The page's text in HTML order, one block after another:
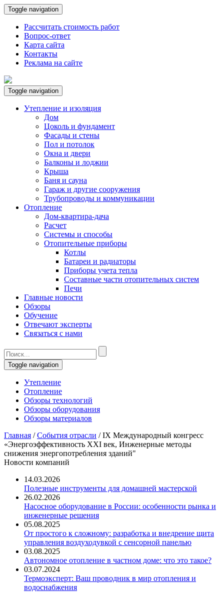
Toggle navigation
Рассчитать стоимость работ
Вопрос-ответ
Карта сайта
Контакты
Реклама на сайте
Toggle navigation
Утепление и изоляция
Дом
Цоколь и фундамент
Фасады и стены
Пол и потолок
Окна и двери
Балконы и лоджии
Крыша
Баня и сауна
Гараж и другие сооружения
Трубопроводы и коммуникации
Отопление
Дом-квартира-дача
Расчет
Системы и способы
Отопительные приборы
Котлы
Батареи и радиаторы
Приборы учета тепла
Составные части отопительных систем
Печи
Главные новости
Обзоры
Обучение
Отвечают эксперты
Связаться с нами
Toggle navigation
Утепление
Отопление
Обзоры технологий
Обзоры оборудования
Обзоры материалов
Главная /События отрасли /IX Международный конгресс
«Энергоэффективность XXI век, Инженерные методы
снижения энергопотребления зданий"
Новости компаний
14.03.2026
Полезные инструменты для домашней мастерской
26.02.2026
Насосное оборудование в России: особенности рынка и
инженерные решения
05.08.2025
От простого к сложному: разработка и внедрение щита
управления воздуходувкой с сенсорной панелью
03.08.2025
Автономное отопление в частном доме: что это такое?
03.07.2024
Термоэксперт: Ваш проводник в мир отопления и
водоснабжения